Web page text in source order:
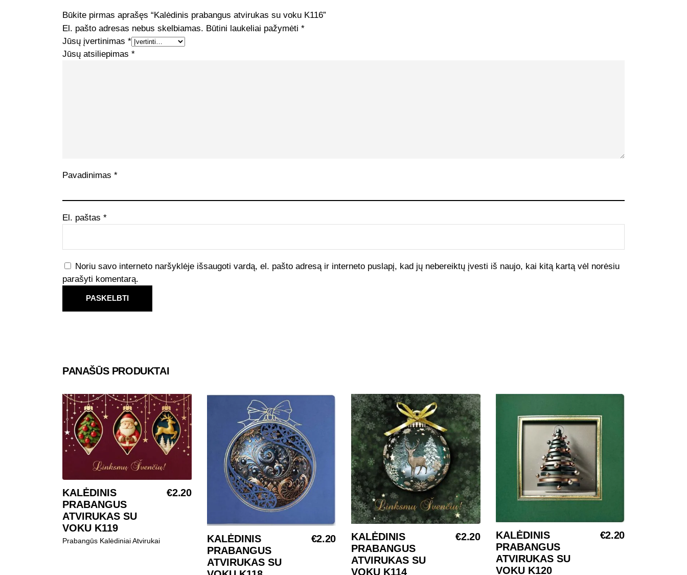
Būkite pirmas aprašęs “Kalėdinis prabangus atvirukas su voku K116”
El. pašto adresas nebus skelbiamas. Būtini laukeliai pažymėti *
Jūsų įvertinimas *
Jūsų atsiliepimas *
Pavadinimas *
El. paštas *
Noriu savo interneto naršyklėje išsaugoti vardą, el. pašto adresą ir interneto puslapį, kad jų nebereiktų įvesti iš naujo, kai kitą kartą vėl norėsiu
parašyti komentarą.
PANAŠŪS PRODUKTAI
Į KREPŠELĮ
KALĖDINIS
PRABANGUS
ATVIRUKAS SU
VOKU K119
€2.20
Prabangūs Kalėdiniai Atvirukai Į KREPŠELĮ
KALĖDINIS
PRABANGUS
ATVIRUKAS SU
€2.20 Į KREPŠELĮ
KALĖDINIS
PRABANGUS
ATVIRUKAS SU
VOKU K114
€2.20 Į KREPŠELĮ
KALĖDINIS
PRABANGUS
ATVIRUKAS SU
VOKU K120
€2.20